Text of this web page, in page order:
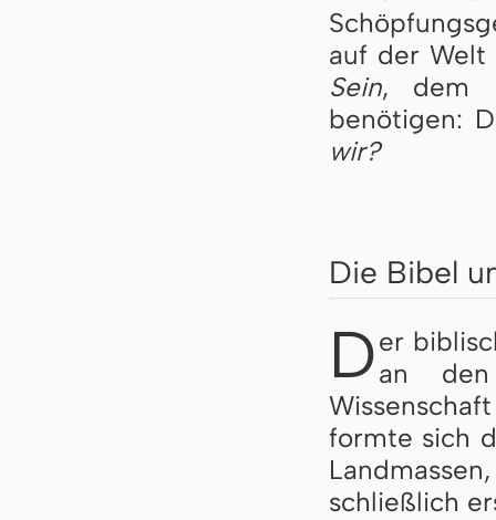
auf der Welt
Sein, dem
benötigen:
wir?
Die Bibel
Der
an den
formte sich
schließlich